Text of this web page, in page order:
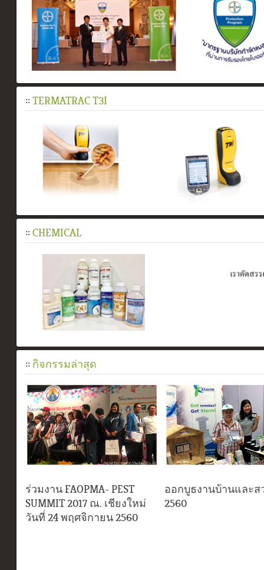
:: TERMATRAC T3I
:: CHEMICAL
:: กิจกรรมล่าสุด
ร่วมงาน FAOPMA- PEST
SUMMIT 2017 ณ. เชียงใหม่
วันที่ 24 พฤศจิกายน 2560
ออกบูธงานบ้านและส
2560